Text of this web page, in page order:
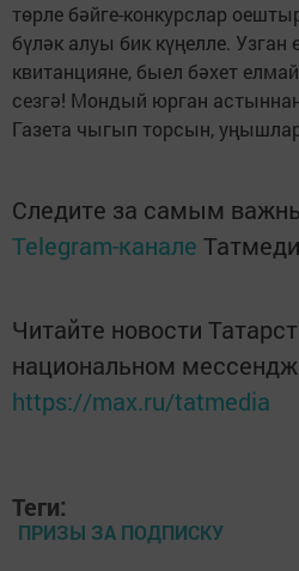
төрле бәйге-конкурслар
бүләк алуы бик күңелле.
квитанцияне, быел бәхет
сезгә! Мондый юрган
Газета чыгып торсын,
Следите за самым
Telegram-канале
Читайте новости
национальном
https://max.ru/tatmedia
Теги:
ПРИЗЫ ЗА ПОДПИСКУ